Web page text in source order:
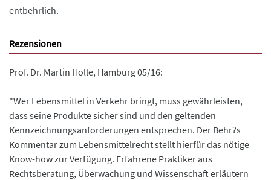
entbehrlich.
Rezensionen
Prof. Dr. Martin Holle, Hamburg 05/16:
"Wer Lebensmittel in Verkehr bringt, muss gewährleisten,
dass seine Produkte sicher sind und den geltenden
Kennzeichnungsanforderungen entsprechen. Der Behr?s
Kommentar zum Lebensmittelrecht stellt hierfür das nötige
Know-how zur Verfügung. Erfahrene Praktiker aus
Rechtsberatung, Überwachung und Wissenschaft erläutern